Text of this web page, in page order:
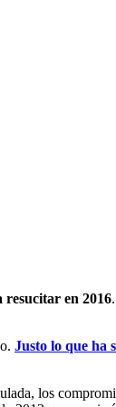
resucitar en 2016
Justo lo que ha
los